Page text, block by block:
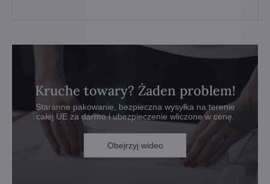
Kruche towary? Żaden problem!
Staranne pakowanie, bezpieczna wysyłka na terenie
całej UE za darmo i ubezpieczenie wliczone w cenę.
Obejrzyj wideo